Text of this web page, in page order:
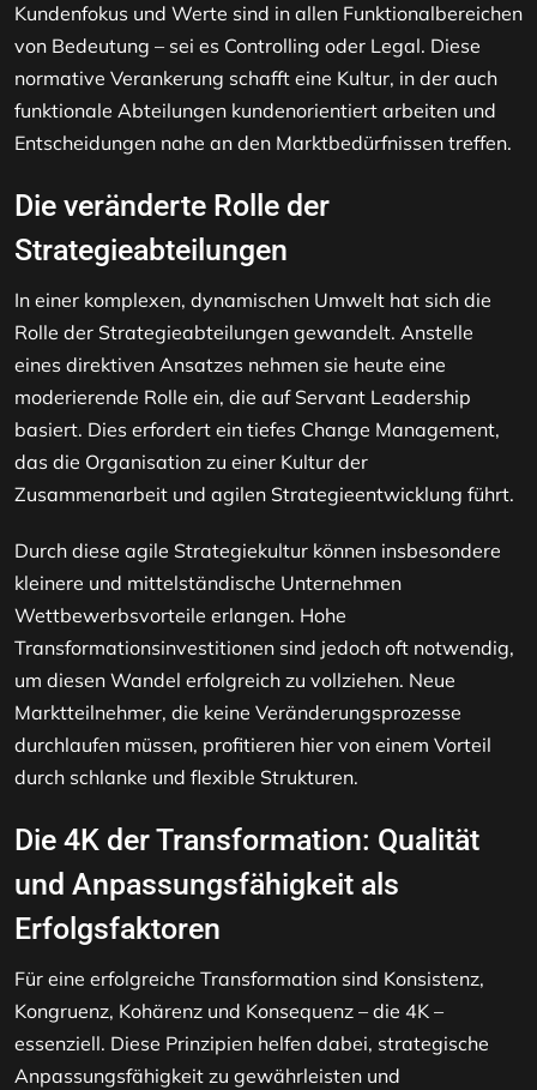
Kundenfokus und Werte sind in allen Funktionalbereichen
von Bedeutung – sei es Controlling oder Legal. Diese
normative Verankerung schafft eine Kultur, in der auch
funktionale Abteilungen kundenorientiert arbeiten und
Entscheidungen nahe an den Marktbedürfnissen treffen.
Die veränderte Rolle der
Strategieabteilungen
In einer komplexen, dynamischen Umwelt hat sich die
Rolle der Strategieabteilungen gewandelt. Anstelle
eines direktiven Ansatzes nehmen sie heute eine
moderierende Rolle ein, die auf Servant Leadership
basiert. Dies erfordert ein tiefes Change Management,
das die Organisation zu einer Kultur der
Zusammenarbeit und agilen Strategieentwicklung führt.
Durch diese agile Strategiekultur können insbesondere
kleinere und mittelständische Unternehmen
Wettbewerbsvorteile erlangen. Hohe
Transformationsinvestitionen sind jedoch oft notwendig,
um diesen Wandel erfolgreich zu vollziehen. Neue
Marktteilnehmer, die keine Veränderungsprozesse
durchlaufen müssen, profitieren hier von einem Vorteil
durch schlanke und flexible Strukturen.
Die 4K der Transformation: Qualität
und Anpassungsfähigkeit als
Erfolgsfaktoren
Für eine erfolgreiche Transformation sind Konsistenz,
Kongruenz, Kohärenz und Konsequenz – die 4K –
essenziell. Diese Prinzipien helfen dabei, strategische
Anpassungsfähigkeit zu gewährleisten und